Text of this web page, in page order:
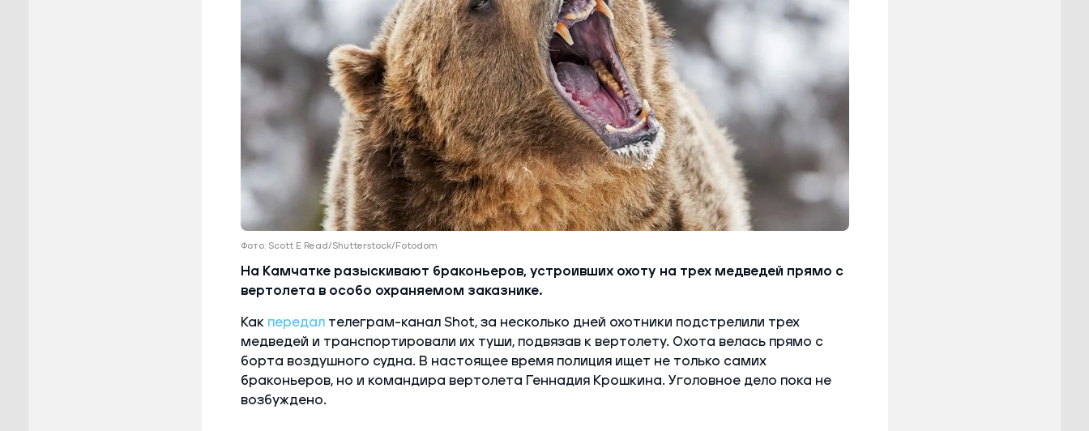
Фото: Scott E Read/Shutterstock/Fotodom
На Камчатке разыскивают браконьеров, устроивших охоту на трех медведей прямо с
вертолета в особо охраняемом заказнике.
Как передалтелеграм-канал Shot, за несколько дней охотники подстрелили трех
медведей и транспортировали их туши, подвязав к вертолету. Охота велась прямо с
борта воздушного судна. В настоящее время полиция ищет не только самих
браконьеров, но и командира вертолета Геннадия Крошкина. Уголовное дело пока не
возбуждено.